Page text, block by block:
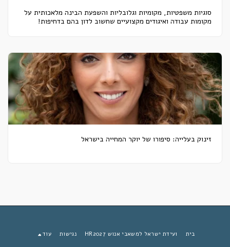
סוגיות משפטיות, מקומיות וגלובליות והשפעת הבינה מלאכותית על
מקומות עבודה ואיגודים מקצועיים שחשוב לדון בהם בדחיפות!
זינוק בעלייה: סיפורו של יוקר המחייה בישראל
בית ועידת ישראל למשאבי אנוש HR2027 נגישות עוד